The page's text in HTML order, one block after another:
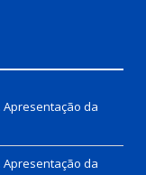
Apresentação da
Apresentação da